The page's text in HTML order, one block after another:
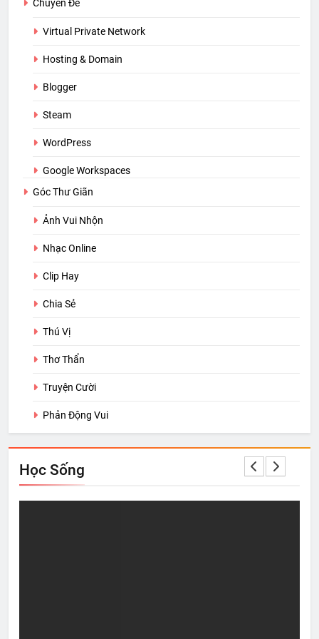
Chuyên Đề
Virtual Private Network
Hosting & Domain
Blogger
Steam
WordPress
Google Workspaces
Góc Thư Giãn
Ảnh Vui Nhộn
Nhạc Online
Clip Hay
Chia Sẻ
Thú Vị
Thơ Thẩn
Truyện Cười
Phản Động Vui
Học Sống